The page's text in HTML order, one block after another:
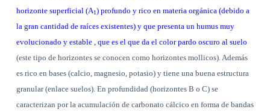
horizonte superficial (A1) profundo y rico en materia orgánica (debido a
la gran cantidad de raíces existentes) y que presenta un humus muy
evolucionado y estable , que es el que da el color pardo oscuro al suelo
(este tipo de horizontes se conocen como horizontes mollicos). Además
es rico en bases (calcio, magnesio, potasio) y tiene una buena estructura
granular (enlace suelos). En profundidad (horizontes B o C) se
caracterizan por la acumulación de carbonato cálcico en forma de bandas